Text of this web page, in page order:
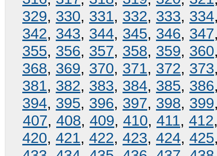
329, 330, 331, 332, 333, 334
342, 343, 344, 345, 346, 347
355, 356, 357, 358, 359, 360
368, 369, 370, 371, 372, 373
381, 382, 383, 384, 385, 386
394, 395, 396, 397, 398, 399
407, 408, 409, 410, 411, 412
420, 421, 422, 423, 424, 425